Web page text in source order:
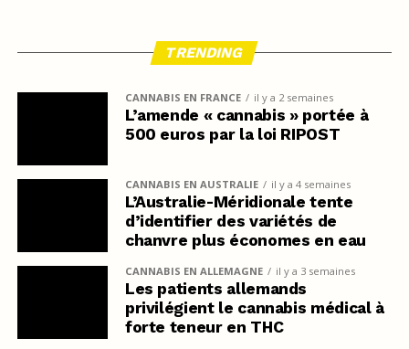
TRENDING
CANNABIS EN FRANCE il y a 2 semaines
L’amende « cannabis » portée à
500 euros par la loi RIPOST
CANNABIS EN AUSTRALIE il y a 4 semaines
L’Australie-Méridionale tente
d’identifier des variétés de
chanvre plus économes en eau
CANNABIS EN ALLEMAGNE il y a 3 semaines
Les patients allemands
privilégient le cannabis médical à
forte teneur en THC